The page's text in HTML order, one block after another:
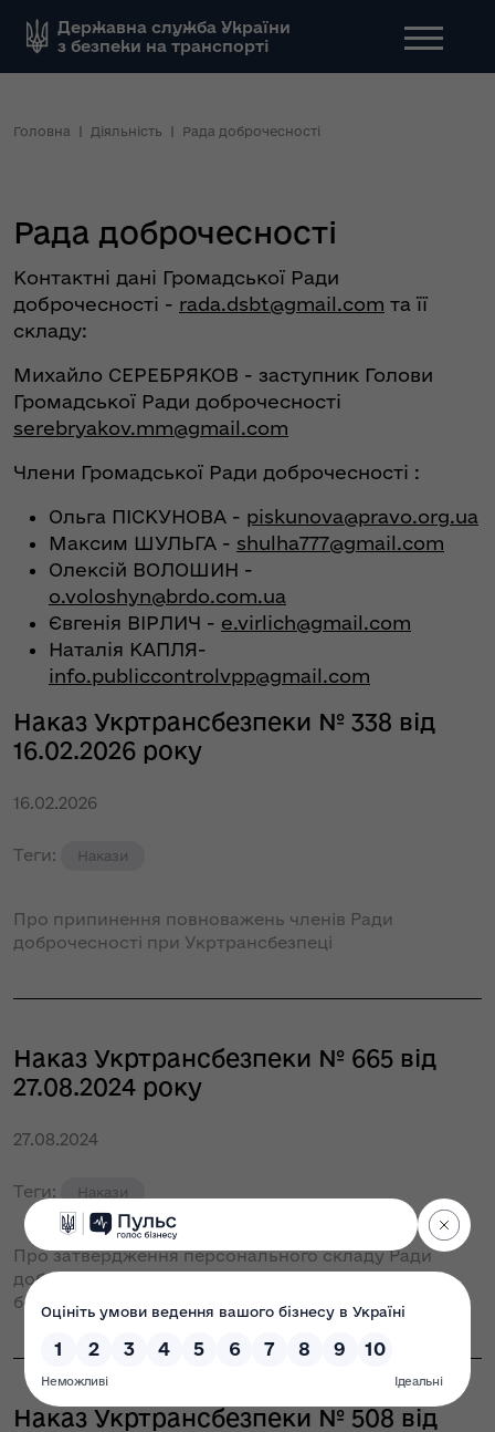
Державна служба України
з безпеки на транспорті
Головна Діяльність Рада доброчесності
Рада доброчесності
Контактні дані Громадської Ради
доброчесності - rada.dsbt@gmail.com та її
складу:
Михайло СЕРЕБРЯКОВ - заступник Голови
Громадської Ради доброчесності
serebryakov.mm@gmail.com
Члени Громадської Ради доброчесності :
Ольга ПІСКУНОВА - piskunova@pravo.org.ua
Максим ШУЛЬГА - shulha777@gmail.com
Олексій ВОЛОШИН -
o.voloshyn@brdo.com.ua
Євгенія ВІРЛИЧ - e.virlich@gmail.com
Наталія КАПЛЯ-
info.publiccontrolvpp@gmail.com
Наказ Укртрансбезпеки № 338 від
16.02.2026 року
16.02.2026
Теги: Накази
Про припинення повноважень членів Ради
доброчесності при Укртрансбезпеці
Наказ Укртрансбезпеки № 665 від
27.08.2024 року
27.08.2024
Теги: Накази
Про затвердження персонального складу Ради
доброчесності при Державній службі України з
безпеки на транспорті
Наказ Укртрансбезпеки № 508 від